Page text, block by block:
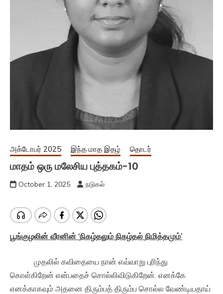
அக்டோபர் 2025 இந்த மாத இதழ் தொடர்
மாதம் ஒரு மலேசிய புத்தகம்-10
October 1, 2025 நடுகல்
பூங்குழலின் வீரனின் ‘நிகழ்தலும் நிகழ்தல் நிமித்தமும்’
முதலில் கவிதையை நான் எவ்வாறு புரிந்து
கொள்கிறேன் என்பதைச் சொல்லிவிடுகிறேன். எனக்கே
எனக்காகவும் அதனை திரும்பத் திரும்ப சொல்ல வேண்டியதாய்